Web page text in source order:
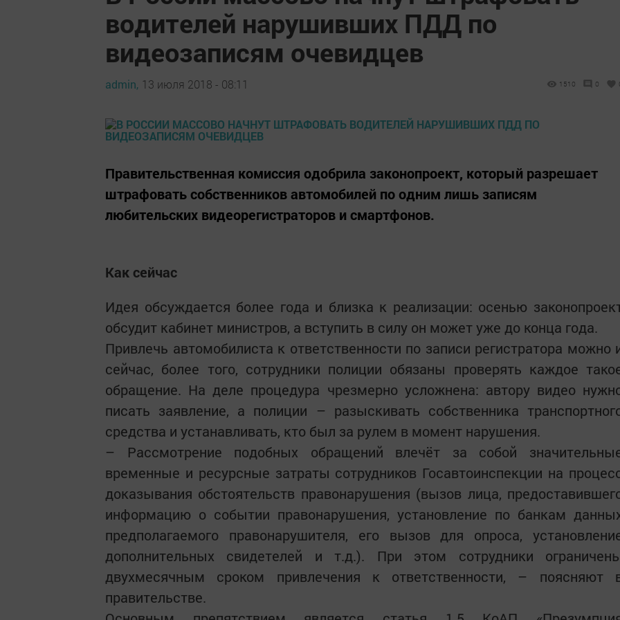
водителей нарушивших ПДД по
видеозаписям очевидцев
admin, 13 июля 2018 - 08:11 1510 0
Правительственная комиссия одобрила законопроект, который разрешает
штрафовать собственников автомобилей по одним лишь записям
любительских видеорегистраторов и смартфонов.
Как сейчас
Идея обсуждается более года и близка к реализации: осенью
обсудит кабинет министров, а вступить в силу он может уже до конца года.
Привлечь автомобилиста к ответственности по записи регистратора можно
сейчас, более того, сотрудники полиции обязаны проверять каждое
обращение. На деле процедура чрезмерно усложнена: автору видео
писать заявление, а полиции – разыскивать собственника
средства и устанавливать, кто был за рулем в момент нарушения.
– Рассмотрение подобных обращений влечёт за собой
временные и ресурсные затраты сотрудников Госавтоинспекции на
доказывания обстоятельств правонарушения (вызов лица,
информацию о событии правонарушения, установление по банкам
предполагаемого правонарушителя, его вызов для опроса,
дополнительных свидетелей и т.д.). При этом сотрудники
двухмесячным сроком привлечения к ответственности, – поясняют
правительстве.